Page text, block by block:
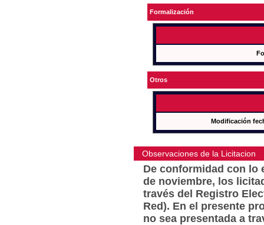
Formalización
Otros
Modificación
Observaciones de la Licitacion
De conformidad con lo
de noviembre, los
través del Registro
Red). En el presente
no sea presentada a